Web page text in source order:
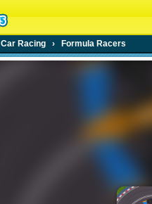
Car Racing › Formula Racers